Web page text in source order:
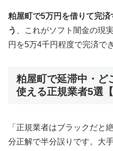
粕屋町で5万円を借りて完
う
、これがソフト闇金の現
円を5万4千円程度で完済で
粕屋町で延滞中・ど
使える正規業者5選
「正規業者はブラックだと
分正解で半分誤りです。大